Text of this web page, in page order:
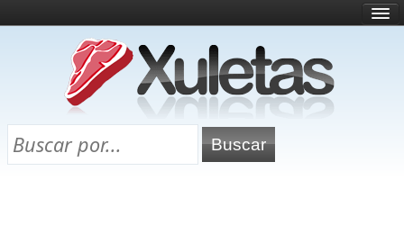
¿Qué es esto?
Directorio
Chuletas para exámenes